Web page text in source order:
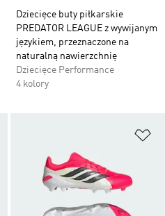
Dziecięce buty piłkarskie
PREDATOR LEAGUE z wywijanym
językiem, przeznaczone na
naturalną nawierzchnię
Dziecięce Performance
4 kolory